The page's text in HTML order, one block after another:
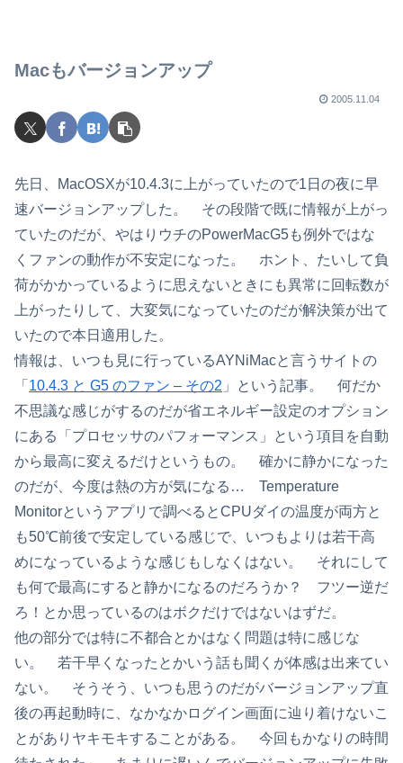
Macもバージョンアップ
2005.11.04
先日、MacOSXが10.4.3に上がっていたので1日の夜に早
速バージョンアップした。 その段階で既に情報が上がっ
ていたのだが、やはりウチのPowerMacG5も例外ではな
くファンの動作が不安定になった。 ホント、たいして負
荷がかかっているように思えないときにも異常に回転数が
上がったりして、大変気になっていたのだが解決策が出て
いたので本日適用した。
情報は、いつも見に行っているAYNiMacと言うサイトの
「 10.4.3 と G5 のファン – その2 」という記事。 何だか
不思議な感じがするのだが省エネルギー設定のオプション
にある「プロセッサのパフォーマンス」という項目を自動
から最高に変えるだけというもの。 確かに静かになった
のだが、今度は熱の方が気になる… Temperature
Monitorというアプリで調べるとCPUダイの温度が両方と
も50℃前後で安定している感じで、いつもよりは若干高
めになっているような感じもしなくはない。 それにして
も何で最高にすると静かになるのだろうか？ フツー逆だ
ろ！とか思っているのはボクだけではないはずだ。
他の部分では特に不都合とかはなく問題は特に感じな
い。 若干早くなったとかいう話も聞くが体感は出来てい
ない。 そうそう、いつも思うのだがバージョンアップ直
後の再起動時に、なかなかログイン画面に辿り着けないこ
とがありヤキモキすることがある。 今回もかなりの時間